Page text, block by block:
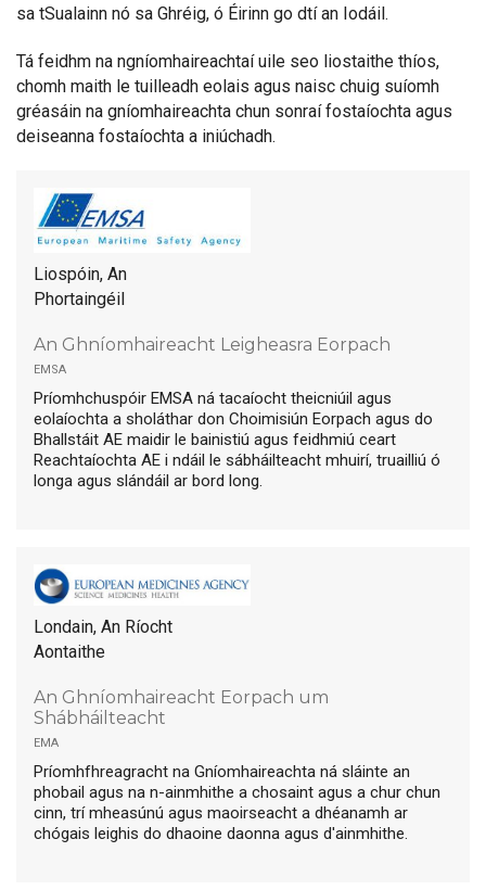
sa tSualainn nó sa Ghréig, ó Éirinn go dtí an Iodáil.
Tá feidhm na ngníomhaireachtaí uile seo liostaithe thíos,
chomh maith le tuilleadh eolais agus naisc chuig suíomh
gréasáin na gníomhaireachta chun sonraí fostaíochta agus
deiseanna fostaíochta a iniúchadh.
Liospóin, An
Phortaingéil
An Ghníomhaireacht Leigheasra Eorpach
emsa
Príomhchuspóir EMSA ná tacaíocht theicniúil agus
eolaíochta a sholáthar don Choimisiún Eorpach agus do
Bhallstáit AE maidir le bainistiú agus feidhmiú ceart
Reachtaíochta AE i ndáil le sábháilteacht mhuirí, truailliú ó
longa agus slándáil ar bord long.
Londain, An Ríocht
Aontaithe
An Ghníomhaireacht Eorpach um
Shábháilteacht
ema
Príomhfhreagracht na Gníomhaireachta ná sláinte an
phobail agus na n-ainmhithe a chosaint agus a chur chun
cinn, trí mheasúnú agus maoirseacht a dhéanamh ar
chógais leighis do dhaoine daonna agus d'ainmhithe.